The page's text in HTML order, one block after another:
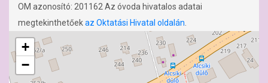
OM azonosító: 201162 Az óvoda hivatalos adatai
megtekinthetőekaz Oktatási Hivatal oldalán
+
−